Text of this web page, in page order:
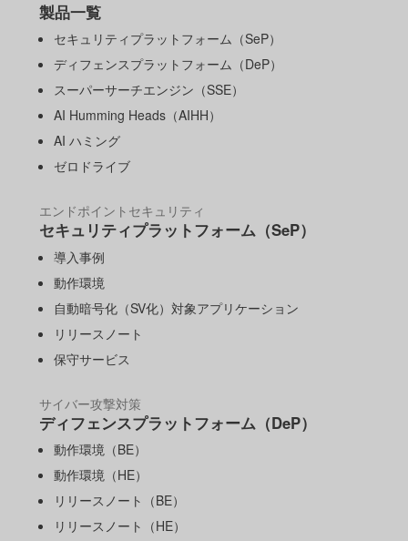
製品一覧
セキュリティプラットフォーム（SeP）
ディフェンスプラットフォーム（DeP）
スーパーサーチエンジン（SSE）
AI Humming Heads（AIHH）
AI ハミング
ゼロドライブ
エンドポイントセキュリティ
セキュリティプラットフォーム（SeP）
導入事例
動作環境
自動暗号化（SV化）対象アプリケーション
リリースノート
保守サービス
サイバー攻撃対策
ディフェンスプラットフォーム（DeP）
動作環境（BE）
動作環境（HE）
リリースノート（BE）
リリースノート（HE）